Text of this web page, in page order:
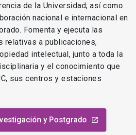
de la Universidad; así como
nacional e internacional en
Fomenta y ejecuta las
relativas a publicaciones,
intelectual, junto a toda la
y el conocimiento que
sus centros y estaciones
y Postgrado launch